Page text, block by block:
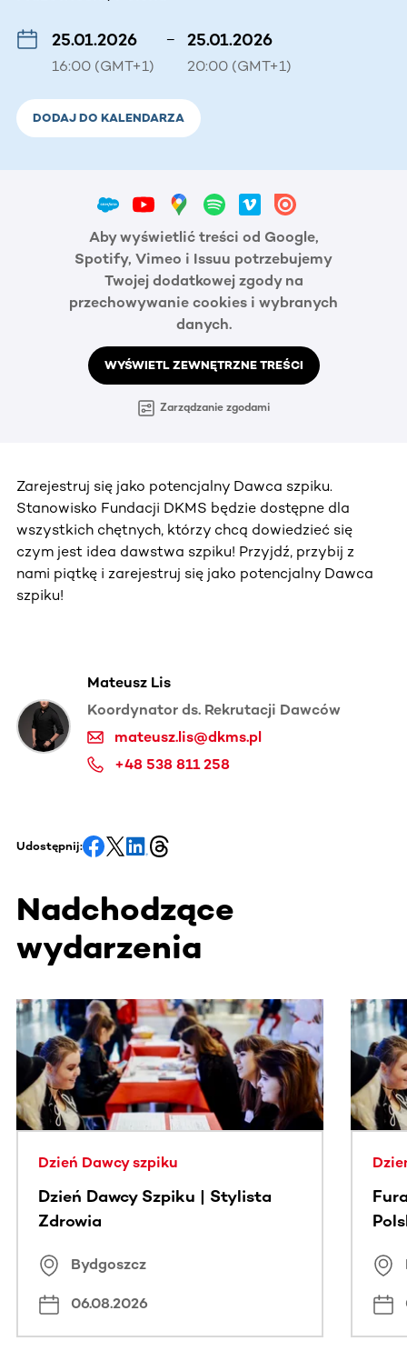
25.01.2026
16:00 (GMT+1)
– 25.01.2026
20:00 (GMT+1)
DODAJ DO KALENDARZA
Aby wyświetlić treści od Google,
Spotify, Vimeo i Issuu potrzebujemy
Twojej dodatkowej zgody na
przechowywanie cookies i wybranych
danych.
WYŚWIETL ZEWNĘTRZNE TREŚCI
Zarządzanie zgodami
Zarejestruj się jako potencjalny Dawca szpiku.
Stanowisko Fundacji DKMS będzie dostępne dla
wszystkich chętnych, którzy chcą dowiedzieć się
czym jest idea dawstwa szpiku! Przyjdź, przybij z
nami piątkę i zarejestruj się jako potencjalny Dawca
szpiku!
Mateusz Lis
Koordynator ds. Rekrutacji Dawców
mateusz.lis@dkms.pl
+48 538 811 258
Udostępnij:
Nadchodzące
wydarzenia
Ta sekcja zawiera treści przewijane w poziomie. Użyj
Dzień Dawcy szpiku
Dzień Dawcy Szpiku | Stylista
Zdrowia
Bydgoszcz
06.08.2026